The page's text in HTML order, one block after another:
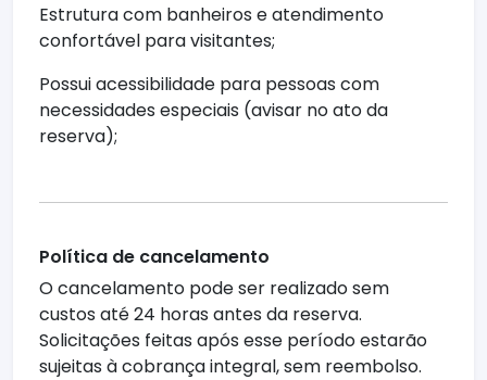
Estrutura com banheiros e atendimento
confortável para visitantes;
Possui acessibilidade para pessoas com
necessidades especiais (avisar no ato da
reserva);
Política de cancelamento
O cancelamento pode ser realizado sem
custos até 24 horas antes da reserva.
Solicitações feitas após esse período estarão
sujeitas à cobrança integral, sem reembolso.